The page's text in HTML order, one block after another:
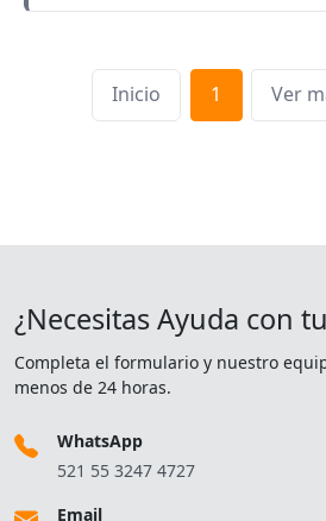
Inicio 1 Ver
¿Necesitas Ayuda con
Completa el formulario y nuestro
menos de 24 horas.
WhatsApp
521 55 3247 4727
Email